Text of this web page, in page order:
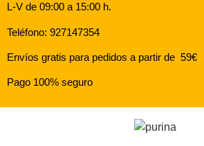
L-V de 09:00 a 15:00 h.
Teléfono: 927147354
Envíos gratis para pedidos a partir de 59€
Pago 100% seguro